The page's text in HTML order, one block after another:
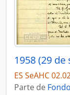
ES SeAHC
Parte de